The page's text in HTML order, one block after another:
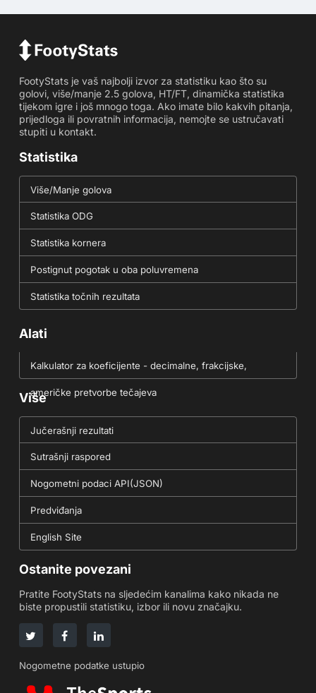
FootyStats je vaš najbolji izvor za statistiku kao što su
golovi, više/manje 2.5 golova, HT/FT, dinamička statistika
tijekom igre i još mnogo toga. Ako imate bilo kakvih pitanja,
prijedloga ili povratnih informacija, nemojte se ustručavati
stupiti u kontakt.
Statistika
Više/Manje golova
Statistika ODG
Statistika kornera
Postignut pogotak u oba poluvremena
Statistika točnih rezultata
Alati
Kalkulator za koeficijente - decimalne, frakcijske,
američke pretvorbe tečajeva
Više
Jučerašnji rezultati
Sutrašnji raspored
Nogometni podaci API(JSON)
Predviđanja
English Site
Ostanite povezani
Pratite FootyStats na sljedećim kanalima kako nikada ne
biste propustili statistiku, izbor ili novu značajku.
Nogometne podatke ustupio